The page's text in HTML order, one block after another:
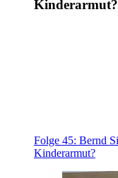
Kinderarmut?
Folge 45: Bernd
Kinderarmut?